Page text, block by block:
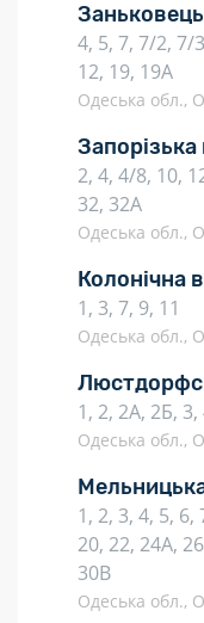
4, 5, 7, 7/2, 7/
12, 19, 19А
Одеська обл.,
Запорізька
2, 4, 4/8, 10,
32, 32А
Одеська обл.,
Колонічна
1, 3, 7, 9, 11
Одеська обл.,
1, 2, 2А, 2Б,
Одеська обл.,
1, 2, 3, 4, 5, 6,
20, 22, 24А,
30В
Одеська обл.,